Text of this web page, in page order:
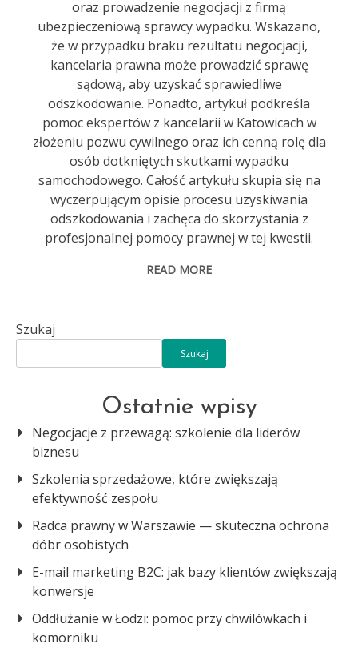
oraz prowadzenie negocjacji z firmą
ubezpieczeniową sprawcy wypadku. Wskazano,
że w przypadku braku rezultatu negocjacji,
kancelaria prawna może prowadzić sprawę
sądową, aby uzyskać sprawiedliwe
odszkodowanie. Ponadto, artykuł podkreśla
pomoc ekspertów z kancelarii w Katowicach w
złożeniu pozwu cywilnego oraz ich cenną rolę dla
osób dotkniętych skutkami wypadku
samochodowego. Całość artykułu skupia się na
wyczerpującym opisie procesu uzyskiwania
odszkodowania i zachęca do skorzystania z
profesjonalnej pomocy prawnej w tej kwestii.
READ MORE
Szukaj
Szukaj
Ostatnie wpisy
Negocjacje z przewagą: szkolenie dla liderów
biznesu
Szkolenia sprzedażowe, które zwiększają
efektywność zespołu
Radca prawny w Warszawie — skuteczna ochrona
dóbr osobistych
E-mail marketing B2C: jak bazy klientów zwiększają
konwersje
Oddłużanie w Łodzi: pomoc przy chwilówkach i
komorniku